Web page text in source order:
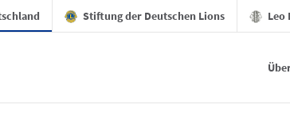
Stiftung der Deutschen Lions Leo